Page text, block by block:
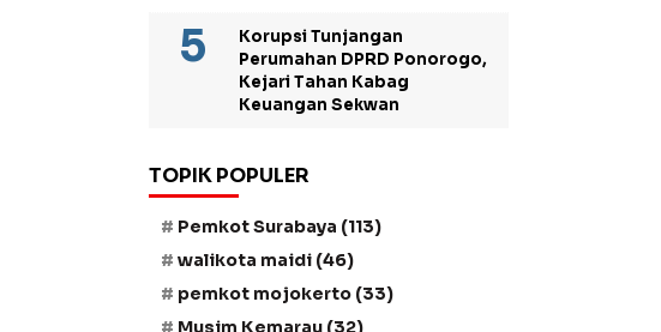
Korupsi Tunjangan
Perumahan DPRD Ponorogo,
Kejari Tahan Kabag
Keuangan Sekwan
TOPIK POPULER
Pemkot Surabaya (113)
walikota maidi (46)
pemkot mojokerto (33)
Musim Kemarau (32)